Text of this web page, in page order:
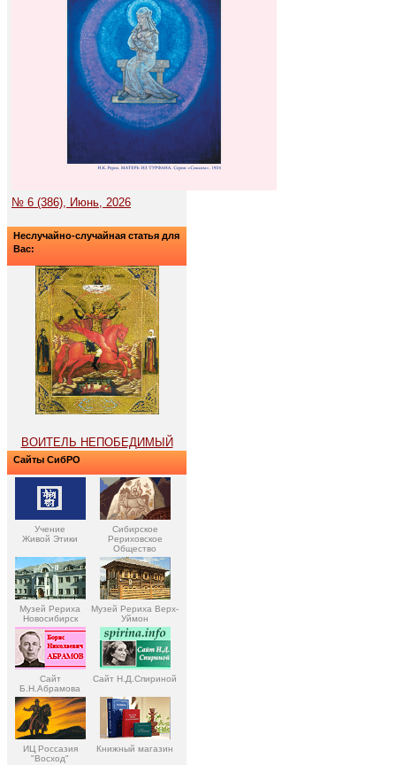
№ 6 (386), Июнь, 2026
Неслучайно-случайная статья для
Вас:
ВОИТЕЛЬ НЕПОБЕДИМЫЙ
Сайты СибРО
Учение
Живой Этики
Сибирское
Рериховское
Общество
Музей Рериха
Новосибирск
Музей Рериха Верх-
Уймон
Сайт
Б.Н.Абрамова
Сайт Н.Д.Спириной
ИЦ Россазия
"Восход"
Книжный магазин